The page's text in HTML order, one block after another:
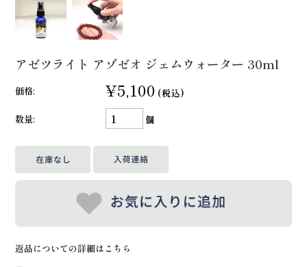
アゼツライト アゾゼオ ジェムウォーター 30ml
価格: ¥5,100 (税込)
数量:
個
返品についての詳細はこちら